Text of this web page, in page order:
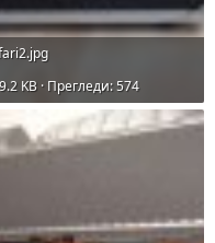
KB · Прегледи: 574